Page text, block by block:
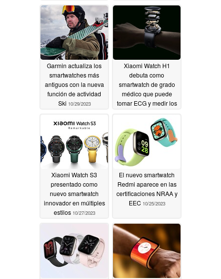
medición de la
temperatura de la piel
mediante una
actualización de
software10/30/2023
10/29/2023
Garmin actualiza los
smartwatches más
antiguos con la nueva
función de actividad
Ski 10/29/2023
Xiaomi Watch H1
debuta como
smartwatch de grado
médico que puede
tomar ECG y medir los
10/27/2023
Xiaomi Watch S3
presentado como
nuevo smartwatch
innovador en múltiples
estilos 10/27/2023
El nuevo smartwatch
Redmi aparece en las
certificaciones NRAA y
EEC 10/25/2023